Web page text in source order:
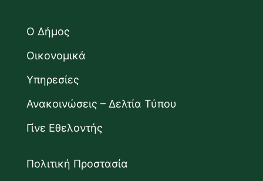
Ο Δήμος
Οικονομικά
Υπηρεσίες
Ανακοινώσεις – Δελτία Τύπου
Γίνε Εθελοντής
Πολιτική Προστασία